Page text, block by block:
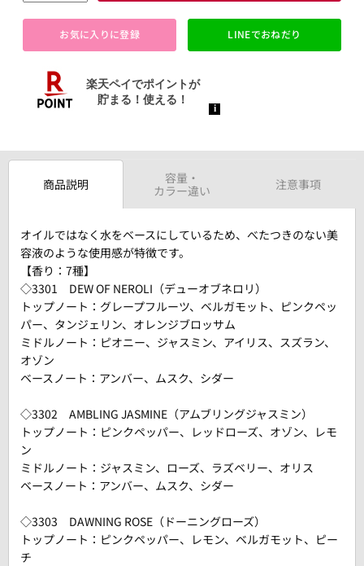
お気に入りに登録 LINEでおねだり
商品説明
容量・
カラー違い
注意事項
オイルではなく水をベースにしているため、べたつきのない美
容液のような使用感が特徴です。
【香り：7種】
◇3301 DEW OF NEROLI（デューオブネロリ）
トップノート：グレープフルーツ、ベルガモット、ピンクペッ
パー、タンジェリン、オレンジブロッサム
ミドルノート：ピオニー、ジャスミン、アイリス、スズラン、
オゾン
ベースノート：アンバー、ムスク、シダー
◇3302 AMBLING JASMINE（アムブリングジャスミン）
トップノート：ピンクペッパー、レッドローズ、オゾン、レモ
ン
ミドルノート：ジャスミン、ローズ、ラズベリー、オリス
ベースノート：アンバー、ムスク、シダー
◇3303 DAWNING ROSE（ドーニングローズ）
トップノート：ピンクペッパー、レモン、ベルガモット、ピー
チ